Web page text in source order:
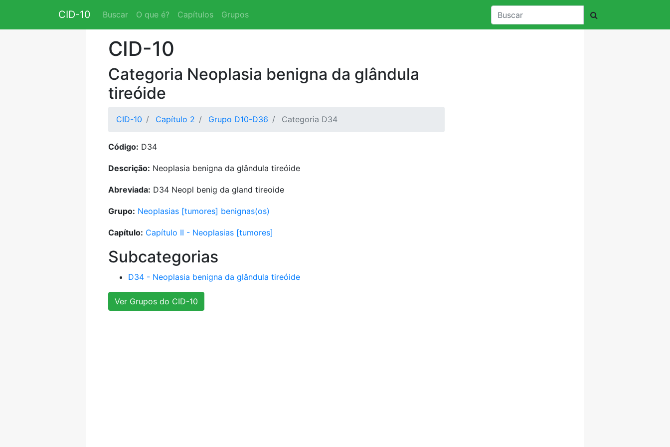
CID-10 Buscar O que é? Capítulos Grupos
CID-10
Categoria Neoplasia benigna da glândula
tireóide
CID-10 Capítulo 2 Grupo D10-D36 Categoria D34
Código: D34
Descrição: Neoplasia benigna da glândula tireóide
Abreviada: D34 Neopl benig da gland tireoide
Grupo: Neoplasias [tumores] benignas(os)
Capítulo: Capítulo II - Neoplasias [tumores]
Subcategorias
D34 - Neoplasia benigna da glândula tireóide
Ver Grupos do CID-10